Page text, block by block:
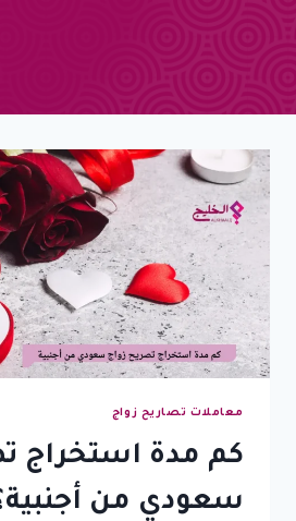
معاملات تصاريح زواج
كم مدة استخراج
سعودي من